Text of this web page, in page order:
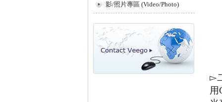
▻
用
影/照片專區 (Video/Photo)